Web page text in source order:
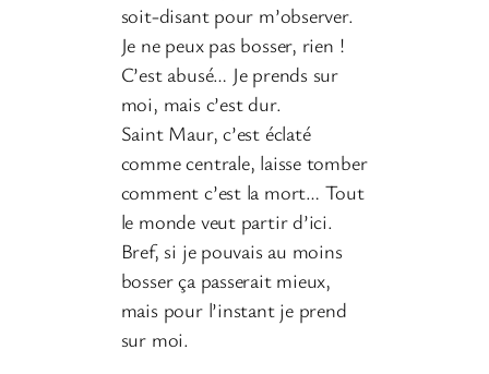
soit-disant pour m’observer.
Je ne peux pas bosser, rien !
C’est abusé… Je prends sur
moi, mais c’est dur.
Saint Maur, c’est éclaté
comme centrale, laisse tomber
comment c’est la mort… Tout
le monde veut partir d’ici.
Bref, si je pouvais au moins
bosser ça passerait mieux,
mais pour l’instant je prend
sur moi.